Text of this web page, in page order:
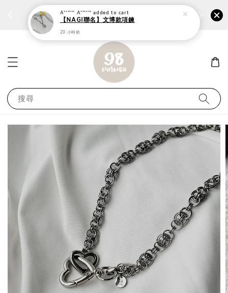
個性鋼戒任兩件1300⚡ 前往選購 ›› 加
搜尋
A****** A****** added to cart
【NAGI聯名】文博款項鍊
20 小時前